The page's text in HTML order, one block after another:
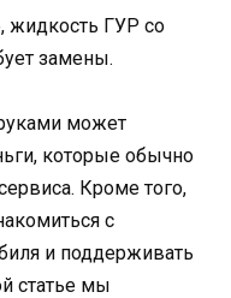
жидкость ГУР со
замены.
может
которые обычно
Кроме того,
с
и поддерживать
статье мы